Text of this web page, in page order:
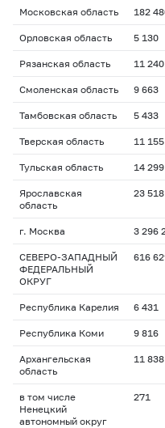
Московская область 182
Орловская область 5 130
Рязанская область 11 240
Смоленская область 9 663
Тамбовская область 5 433
Тверская область 11 155
Тульская область 14 299
Ярославская
область
23 518
г. Москва 3 296
СЕВЕРО-ЗАПАДНЫЙ
ФЕДЕРАЛЬНЫЙ
ОКРУГ
616
Республика Карелия 6 431
Республика Коми 9 816
Архангельская
область
11 838
в том числе
Ненецкий
автономный округ
271